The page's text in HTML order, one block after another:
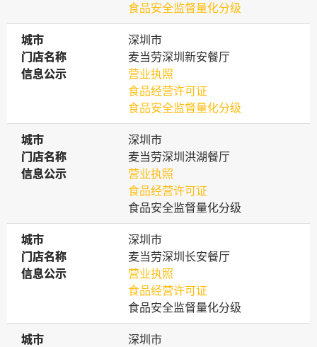
食品安全监督量化分级
城市
城市
深圳市
门店名称
门店名称
麦当劳深圳新安餐厅
信息公示
信息公示
营业执照
食品经营许可证
食品安全监督量化分级
城市
城市
深圳市
门店名称
门店名称
麦当劳深圳洪湖餐厅
信息公示
信息公示
营业执照
食品经营许可证
食品安全监督量化分级
城市
城市
深圳市
门店名称
门店名称
麦当劳深圳长安餐厅
信息公示
信息公示
营业执照
食品经营许可证
食品安全监督量化分级
城市
城市
深圳市